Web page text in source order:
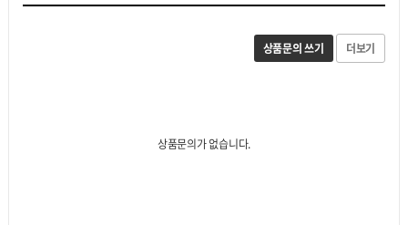
상품문의 쓰기 더보기
상품문의가 없습니다.